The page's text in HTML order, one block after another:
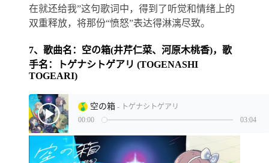
在就还给我”这句歌词中，得到了听觉和情绪上的
双重释放，将那份“愤怒”表达得淋漓尽致。
7、歌曲名：空の箱(井芹仁菜、河原木桃香)，歌
手名：トゲナシトゲアリ (TOGENASHI
TOGEARI)